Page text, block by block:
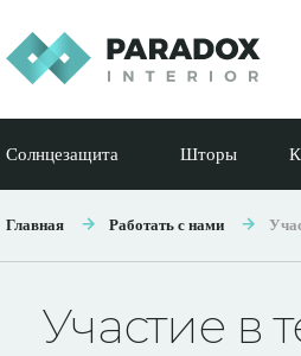
Солнцезащита Шторы
Главная Работать с нами
Участие в